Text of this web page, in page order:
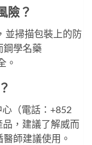
險？
並掃描包裝上的防
鋼學名藥
。
（電話：+852
品，建議了解威而
師建議使用。